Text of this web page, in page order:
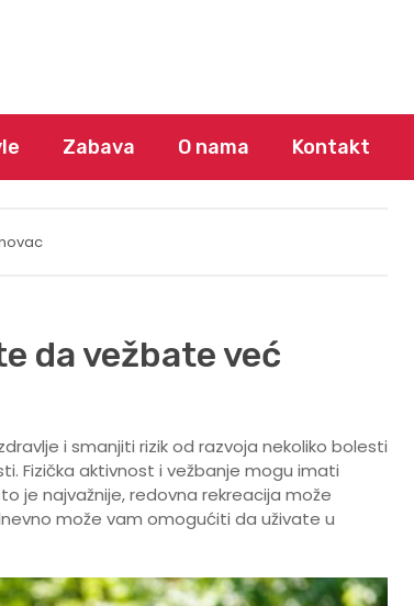
Zabava O nama Kontakt
da vežbate već
i smanjiti rizik od razvoja nekoliko bolesti
Fizička aktivnost i vežbanje mogu imati
je najvažnije, redovna rekreacija može
može vam omogućiti da uživate u